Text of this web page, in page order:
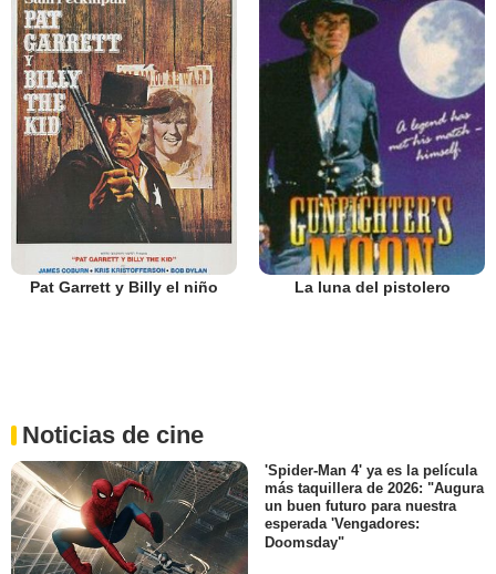
Pat Garrett y Billy el niño La luna del pistolero
Noticias de cine
'Spider-Man 4' ya es la película
más taquillera de 2026: "Augura
un buen futuro para nuestra
esperada 'Vengadores:
Doomsday"